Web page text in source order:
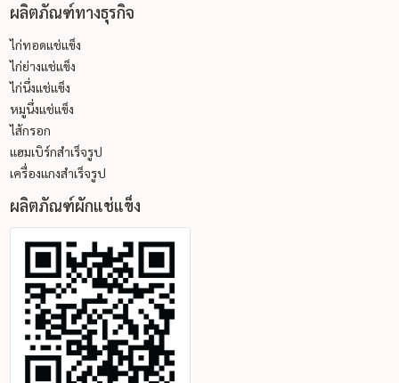
ผลิตภัณฑ์ทางธุรกิจ
ไก่ทอดแช่แข็ง
ไก่ย่างแช่แข็ง
ไก่นึ่งแช่แข็ง
หมูนึ่งแช่แข็ง
ไส้กรอก
แฮมเบิร์กสำเร็จรูป
เครื่องแกงสำเร็จรูป
ผลิตภัณฑ์ผักแช่แข็ง